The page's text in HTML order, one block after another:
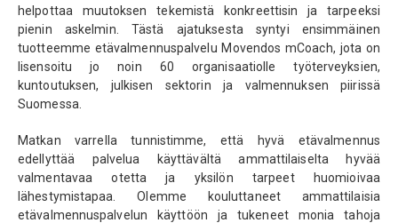
helpottaa muutoksen tekemistä konkreettisin ja tarpeeksi
pienin askelmin. Tästä ajatuksesta syntyi ensimmäinen
tuotteemme etävalmennuspalvelu Movendos mCoach, jota on
lisensoitu jo noin 60 organisaatiolle työterveyksien,
kuntoutuksen, julkisen sektorin ja valmennuksen piirissä
Suomessa.
Matkan varrella tunnistimme, että hyvä etävalmennus
edellyttää palvelua käyttävältä ammattilaiselta hyvää
valmentavaa otetta ja yksilön tarpeet huomioivaa
lähestymistapaa. Olemme kouluttaneet ammattilaisia
etävalmennuspalvelun käyttöön ja tukeneet monia tahoja